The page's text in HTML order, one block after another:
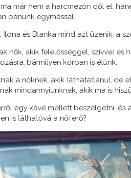
már nem a harcmezőn dől el,
bánunk egymással.
Ilona és Blanka mind azt üzenik: a
nők, akik felelősséggel, szívvel és
bármilyen korban is élünk.
a nőknek, akik láthatatlanul, de
mindannyiunknak, akik ma is
egy kávé mellett beszélgetni,
is láthatóvá a női erő?